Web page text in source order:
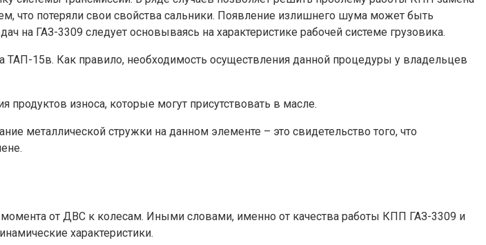
что потеряли свои свойства сальники. Появление излишнего шума может быть
на ГАЗ-3309 следует основываясь на характеристике рабочей системе грузовика.
15в. Как правило, необходимость осуществления данной процедуры у владельцев
износа, которые могут присутствовать в масле.
металлической стружки на данном элементе – это свидетельство того, что
от ДВС к колесам. Иными словами, именно от качества работы КПП ГАЗ-3309 и
характеристики.